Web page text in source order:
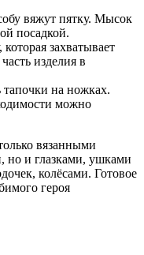
вяжут пятку. Мысок
посадкой.
захватывает
изделия в
тапочки на ножках.
можно
вязанными
но и глазками, ушками
колёсами. Готовое
героя